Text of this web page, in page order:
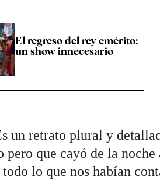
El regreso del rey emérito:
un show innecesario
un retrato plural y
que cayó de la noche
todo lo que nos habían